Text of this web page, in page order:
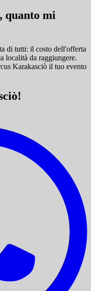
quanto mi
di tutti: il costo dell'offerta
località da raggiungere.
Karakasciò il tuo evento